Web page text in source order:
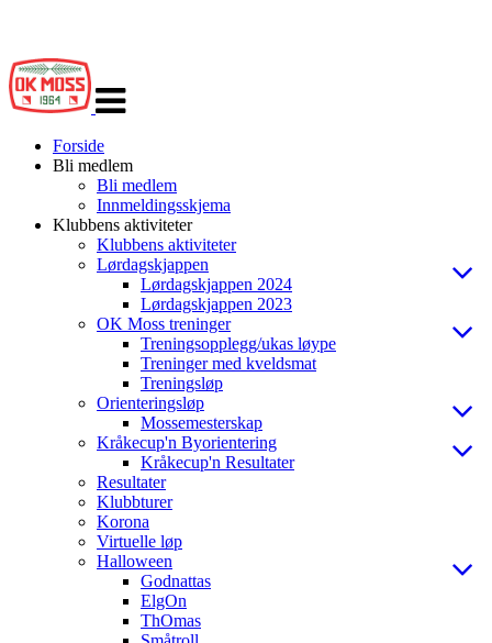
navigasjon
Forside
Bli medlem
Bli medlem
Innmeldingsskjema
Klubbens aktiviteter
Klubbens aktiviteter
Lørdagskjappen
Lørdagskjappen 2024
Lørdagskjappen 2023
OK Moss treninger
Treningsopplegg/ukas løype
Treninger med kveldsmat
Treningsløp
Orienteringsløp
Mossemesterskap
Kråkecup'n Byorientering
Kråkecup'n Resultater
Resultater
Klubbturer
Korona
Virtuelle løp
Halloween
Godnattas
ElgOn
ThOmas